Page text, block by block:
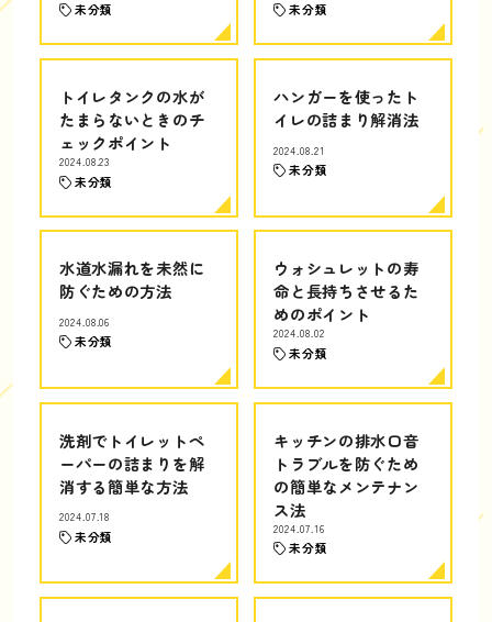
未分類 未分類
トイレタンクの水が
たまらないときのチ
ェックポイント
2024.08.23
未分類
ハンガーを使ったト
イレの詰まり解消法
2024.08.21
未分類
水道水漏れを未然に
防ぐための方法
2024.08.06
未分類
ウォシュレットの寿
命と長持ちさせるた
めのポイント
2024.08.02
未分類
洗剤でトイレットペ
ーパーの詰まりを解
消する簡単な方法
2024.07.18
未分類
キッチンの排水口音
トラブルを防ぐため
の簡単なメンテナン
ス法
2024.07.16
未分類